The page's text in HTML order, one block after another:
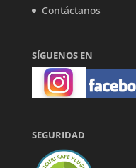
Contáctanos
SÍGUENOS EN
SEGURIDAD